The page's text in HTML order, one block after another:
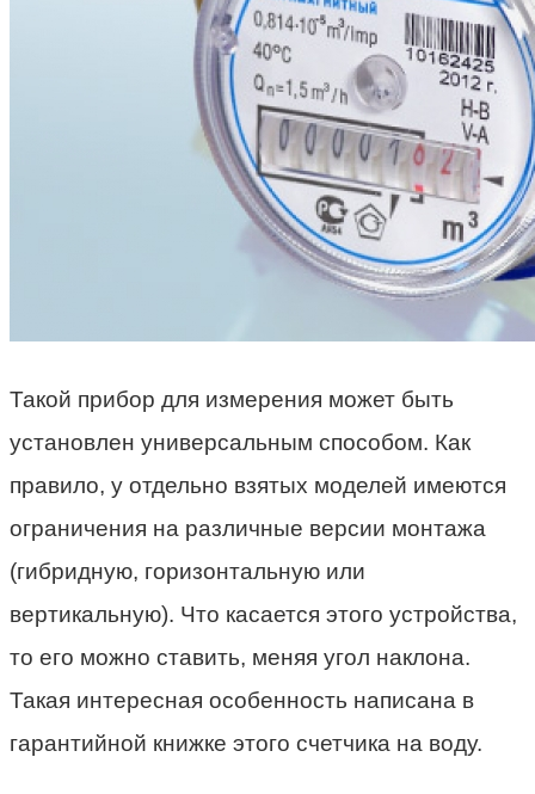
Такой прибор для измерения может быть
установлен универсальным способом. Как
правило, у отдельно взятых моделей имеются
ограничения на различные версии монтажа
(гибридную, горизонтальную или
вертикальную). Что касается этого устройства,
то его можно ставить, меняя угол наклона.
Такая интересная особенность написана в
гарантийной книжке этого счетчика на воду.